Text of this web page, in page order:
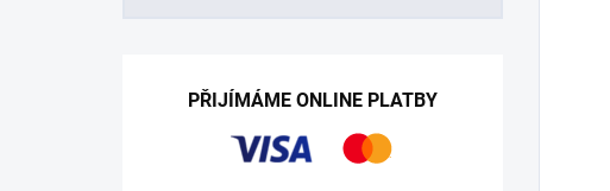
PŘIJÍMÁME ONLINE PLATBY